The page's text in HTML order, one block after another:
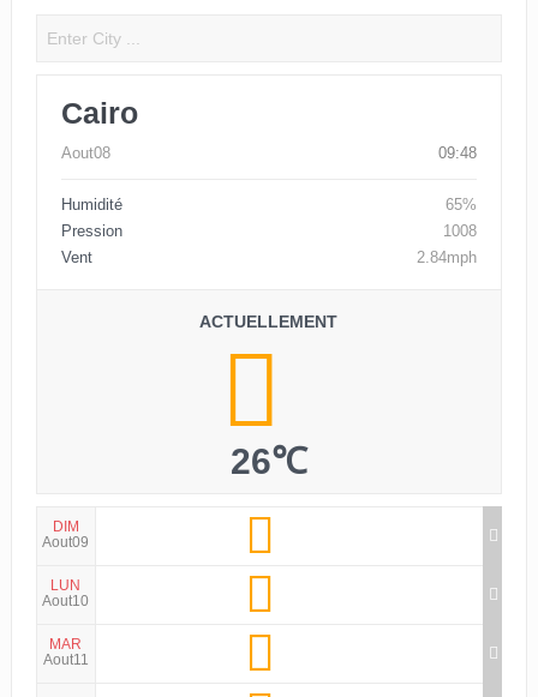
Cairo
Aout08 09:48
Humidité
65%
Pression
1008
Vent
2.84mph
ACTUELLEMENT
26℃
DIM
Aout09
LUN
Aout10
MAR
Aout11